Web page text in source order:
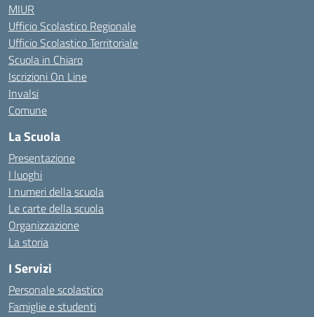
MIUR
Ufficio Scolastico Regionale
Ufficio Scolastico Territoriale
Scuola in Chiaro
Iscrizioni On Line
Invalsi
Comune
La Scuola
Presentazione
I luoghi
I numeri della scuola
Le carte della scuola
Organizzazione
La storia
I Servizi
Personale scolastico
Famiglie e studenti